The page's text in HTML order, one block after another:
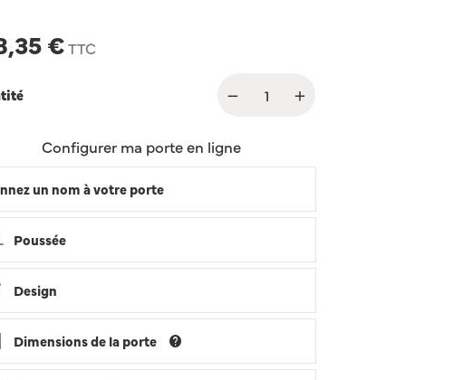
€TTC
Configurer ma porte en ligne
un nom à votre porte
Poussée
Design
Dimensions de la porte